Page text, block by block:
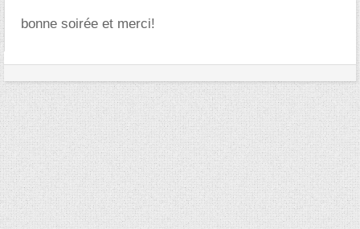
bonne soirée et merci!